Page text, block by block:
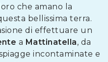
che amano la
bellissima terra.
di effettuare un
a Mattinatella, da
incontaminate e